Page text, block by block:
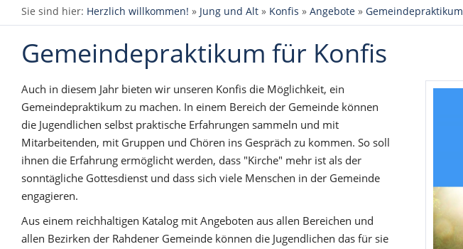
Sie sind hier: Herzlich willkommen! » Jung und Alt » Konfis » Angebote » Gemeindepraktikum
Gemeindepraktikum für Konfis
Auch in diesem Jahr bieten wir unseren Konfis die Möglichkeit, ein
Gemeindepraktikum zu machen. In einem Bereich der Gemeinde können
die Jugendlichen selbst praktische Erfahrungen sammeln und mit
Mitarbeitenden, mit Gruppen und Chören ins Gespräch zu kommen. So soll
ihnen die Erfahrung ermöglicht werden, dass "Kirche" mehr ist als der
sonntägliche Gottesdienst und dass sich viele Menschen in der Gemeinde
engagieren.
Aus einem reichhaltigen Katalog mit Angeboten aus allen Bereichen und
allen Bezirken der Rahdener Gemeinde können die Jugendlichen das für sie